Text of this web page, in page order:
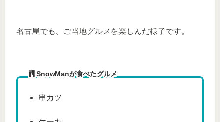
名古屋でも、ご当地グルメを楽しんだ様子です。
SnowManが食べたグルメ
串カツ